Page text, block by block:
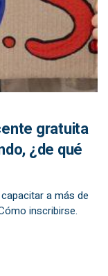
gratuita
¿de qué
a más de
inscribirse.